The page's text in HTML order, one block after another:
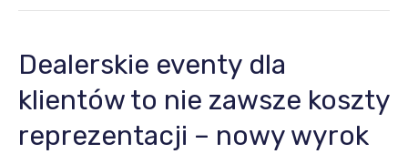
Dealerskie eventy dla
klientów to nie zawsze koszty
reprezentacji – nowy wyrok
Dealerskie
eventy
dla
klientów